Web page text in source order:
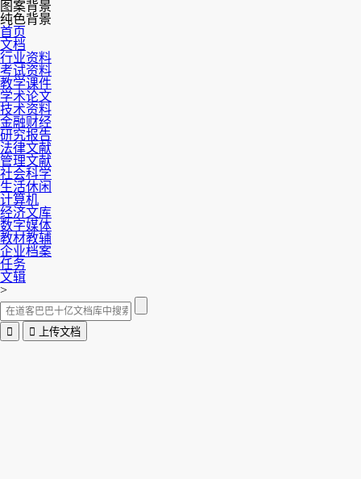
图案背景
纯色背景
首页
文档
行业资料
考试资料
教学课件
学术论文
技术资料
金融财经
研究报告
法律文献
管理文献
社会科学
生活休闲
计算机
经济文库
数字媒体
教材教辅
企业档案
任务
文辑
>
  上传文档